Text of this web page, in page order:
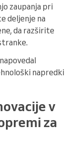
zaupanja pri
deljenje na
da razširite
napredki
v
za